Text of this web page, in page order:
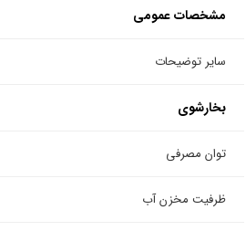
مشخصات عمومی
سایر توضیحات
بخارشوی
توان مصرفی
ظرفیت مخزن آب